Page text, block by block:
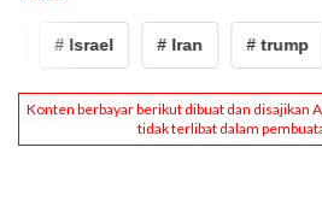
# Israel # Iran # trump